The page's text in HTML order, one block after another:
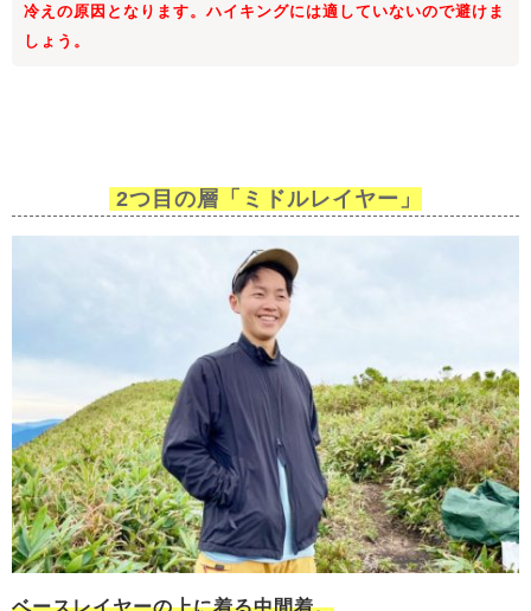
冷えの原因となります。ハイキングには適していないので避けま
しょう。
2つ目の層「ミドルレイヤー」